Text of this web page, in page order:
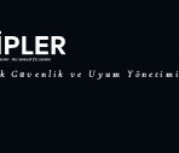
Güvenlik ve Uyum Yönetimi